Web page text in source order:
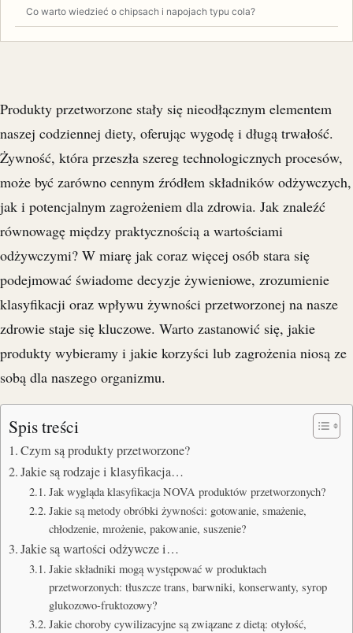
Co warto wiedzieć o chipsach i napojach typu cola?
Produkty przetworzone stały się nieodłącznym elementem
naszej codziennej diety, oferując wygodę i długą trwałość.
Żywność, która przeszła szereg technologicznych procesów,
może być zarówno cennym źródłem składników odżywczych,
jak i potencjalnym zagrożeniem dla zdrowia. Jak znaleźć
równowagę między praktycznością a wartościami
odżywczymi? W miarę jak coraz więcej osób stara się
podejmować świadome decyzje żywieniowe, zrozumienie
klasyfikacji oraz wpływu żywności przetworzonej na nasze
zdrowie staje się kluczowe. Warto zastanowić się, jakie
produkty wybieramy i jakie korzyści lub zagrożenia niosą ze
sobą dla naszego organizmu.
Spis treści
Czym są produkty przetworzone?
Jakie są rodzaje i klasyfikacja…
Jak wygląda klasyfikacja NOVA produktów przetworzonych?
Jakie są metody obróbki żywności: gotowanie, smażenie,
chłodzenie, mrożenie, pakowanie, suszenie?
Jakie są wartości odżywcze i…
Jakie składniki mogą występować w produktach
przetworzonych: tłuszcze trans, barwniki, konserwanty, syrop
glukozowo-fruktozowy?
Jakie choroby cywilizacyjne są związane z dietą: otyłość,